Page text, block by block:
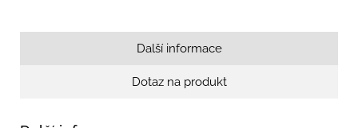
Další informace
Dotaz na produkt